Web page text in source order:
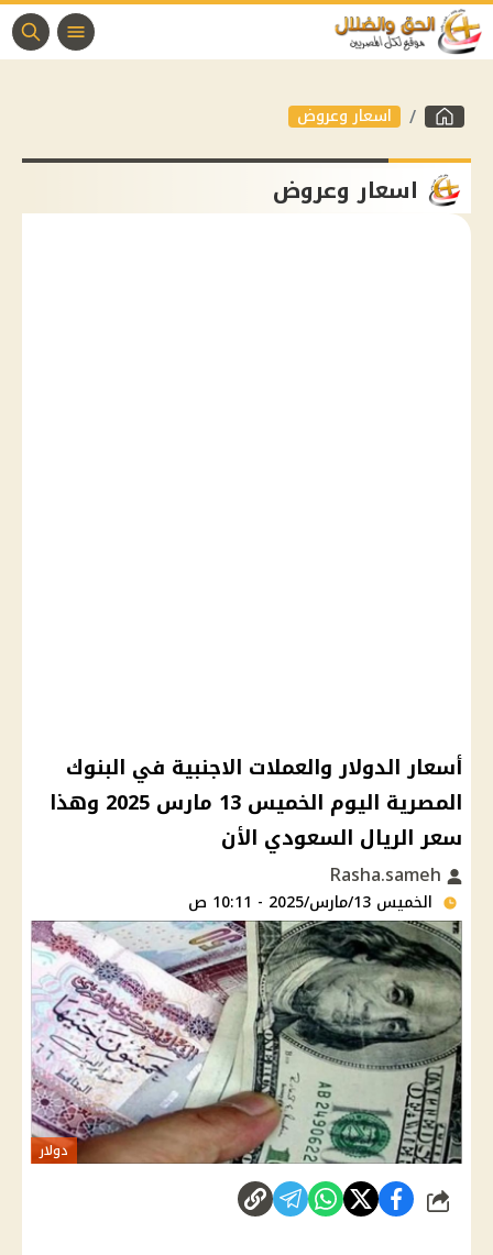
اسعار وعروض
اسعار وعروض
أسعار الدولار والعملات الاجنبية في البنوك
المصرية اليوم الخميس 13 مارس 2025 وهذا
سعر الريال السعودي الأن
الخميس 13/مارس/2025 - 10:11 ص
دولار
شارك